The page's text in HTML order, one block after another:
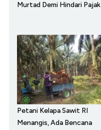
Murtad Demi Hindari Pajak
Petani Kelapa Sawit RI
Menangis, Ada Bencana